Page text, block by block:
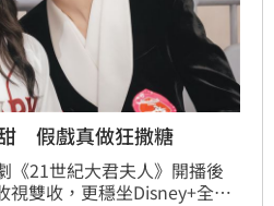
假戲真做狂撒糖
《21世紀大君夫人》開播後
視雙收，更穩坐Disney+全球